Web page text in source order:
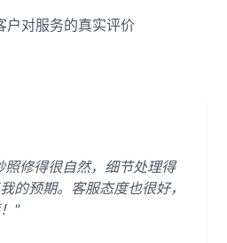
户对服务的真实评价
修得很自然，细节处理得
的预期。客服态度也很好，
"